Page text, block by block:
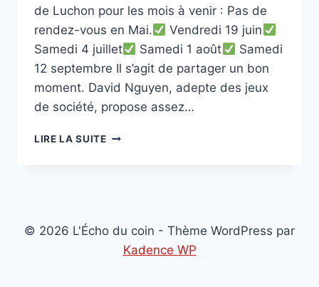
de Luchon pour les mois à venir : Pas de
rendez-vous en Mai.
Vendredi 19 juin
Samedi 4 juillet
Samedi 1 août
Samedi
12 septembre Il s’agit de partager un bon
moment. David Nguyen, adepte des jeux
de société, propose assez…
LIRE LA SUITECAFÉ
© 2026 L'Écho du coin - Thème WordPress par
Kadence WP